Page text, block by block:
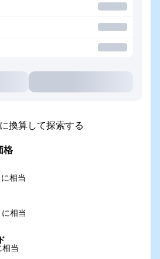
換算して探索する
格
相当
相当
相当